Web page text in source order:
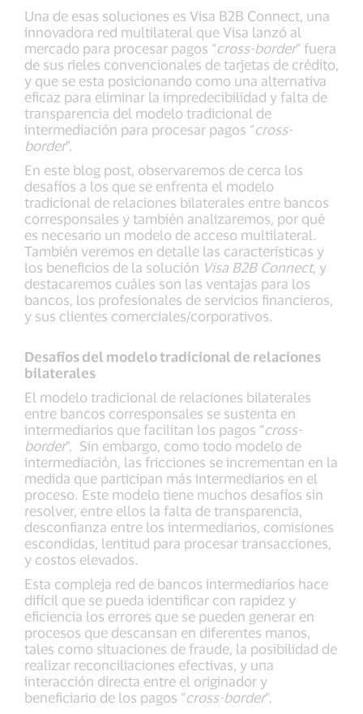
Una de esas soluciones es Visa B2B Connect, una
innovadora red multilateral que Visa lanzó al
mercado para procesar pagos “cross-border” fuera
de sus rieles convencionales de tarjetas de crédito,
y que se esta posicionando como una alternativa
eficaz para eliminar la impredecibilidad y falta de
transparencia del modelo tradicional de
intermediación para procesar pagos “cross-
border”.
En este blog post, observaremos de cerca los
desafíos a los que se enfrenta el modelo
tradicional de relaciones bilaterales entre bancos
corresponsales y también analizaremos, por qué
es necesario un modelo de acceso multilateral.
También veremos en detalle las características y
los beneficios de la solución Visa B2B Connect, y
destacaremos cuáles son las ventajas para los
bancos, los profesionales de servicios financieros,
y sus clientes comerciales/corporativos.
Desafíos del modelo tradicional de relaciones
bilaterales
El modelo tradicional de relaciones bilaterales
entre bancos corresponsales se sustenta en
intermediarios que facilitan los pagos “cross-
border”. Sin embargo, como todo modelo de
intermediación, las fricciones se incrementan en la
medida que participan más intermediarios en el
proceso. Este modelo tiene muchos desafíos sin
resolver, entre ellos la falta de transparencia,
desconfianza entre los intermediarios, comisiones
escondidas, lentitud para procesar transacciones,
y costos elevados.
Esta compleja red de bancos intermediarios hace
difícil que se pueda identificar con rapidez y
eficiencia los errores que se pueden generar en
procesos que descansan en diferentes manos,
tales como situaciones de fraude, la posibilidad de
realizar reconciliaciones efectivas, y una
interacción directa entre el originador y
beneficiario de los pagos “cross-border”.